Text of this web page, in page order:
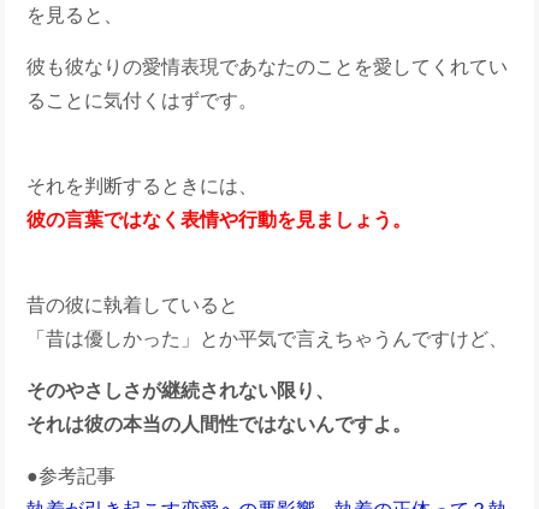
を見ると、
彼も彼なりの愛情表現であなたのことを愛してくれてい
ることに気付くはずです。
それを判断するときには、
彼の言葉ではなく表情や行動を見ましょう。
昔の彼に執着していると
「昔は優しかった」とか平気で言えちゃうんですけど、
そのやさしさが継続されない限り、
それは彼の本当の人間性ではないんですよ。
●参考記事